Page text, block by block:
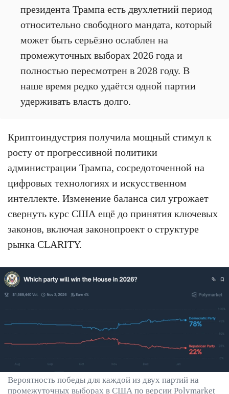
президента Трампа есть двухлетний период
относительно свободного мандата, который
может быть серьёзно ослаблен на
промежуточных выборах 2026 года и
полностью пересмотрен в 2028 году. В
наше время редко удаётся одной партии
удерживать власть долго.
Криптоиндустрия получила мощный стимул к
росту от прогрессивной политики
администрации Трампа, сосредоточенной на
цифровых технологиях и искусственном
интеллекте. Изменение баланса сил угрожает
свернуть курс США ещё до принятия ключевых
законов, включая законопроект о структуре
рынка CLARITY.
Вероятность победы для каждой из двух партий на
промежуточных выборах в США по версии Polymarket